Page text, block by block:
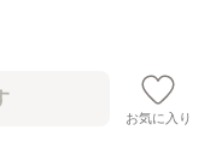
お気に入り